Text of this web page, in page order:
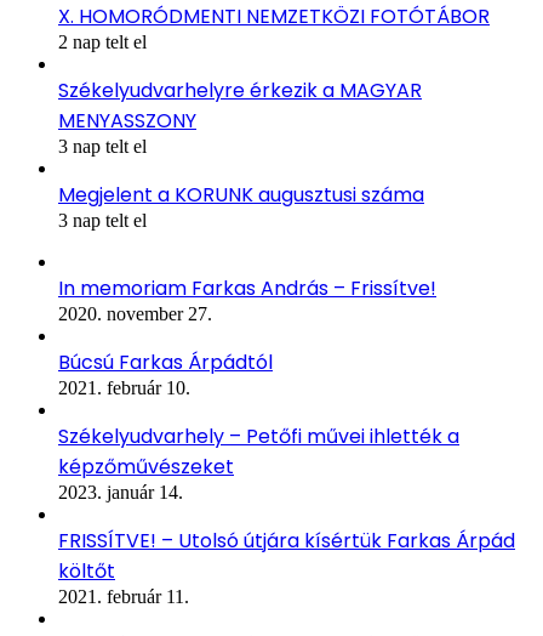
X. HOMORÓDMENTI NEMZETKÖZI FOTÓTÁBOR
2 nap telt el
Székelyudvarhelyre érkezik a MAGYAR
MENYASSZONY
3 nap telt el
Megjelent a KORUNK augusztusi száma
3 nap telt el
In memoriam Farkas András – Frissítve!
2020. november 27.
Búcsú Farkas Árpádtól
2021. február 10.
Székelyudvarhely – Petőfi művei ihlették a
képzőművészeket
2023. január 14.
FRISSÍTVE! – Utolsó útjára kísértük Farkas Árpád
költőt
2021. február 11.